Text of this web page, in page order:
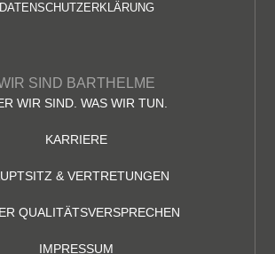
DATENSCHUTZERKLÄRUNG
SIND BARTHELME
WIR SIND. WAS WIR TUN.
KARRIERE
& VERTRETUNGEN
QUALITÄTSVERSPRECHEN
IMPRESSUM